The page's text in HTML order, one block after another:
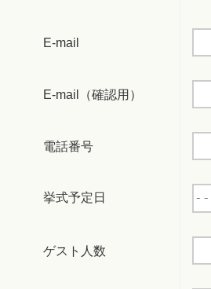
E-mail
E-mail（確認用）
電話番号
挙式予定日
ゲスト人数